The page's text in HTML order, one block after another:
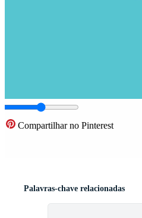
Compartilhar no Pinterest
Palavras-chave relacionadas